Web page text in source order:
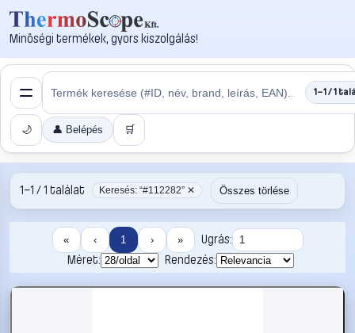
Minőségi termékek, gyors kiszolgálás!
1–1 / 1
🌙 👤 Belépés 🛒
1–1 / 1 találat Keresés: “#112282” ✕ Összes törlése
« ‹ 1 › »
Ugrás:
Méret:
Rendezés: